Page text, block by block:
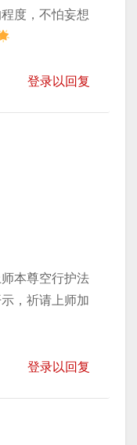
度，不怕妄想
登录以回复
本尊空行护法
，祈请上师加
登录以回复